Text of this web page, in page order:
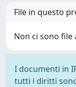
File in questo
Non ci sono
I documenti in
tutti i diritti